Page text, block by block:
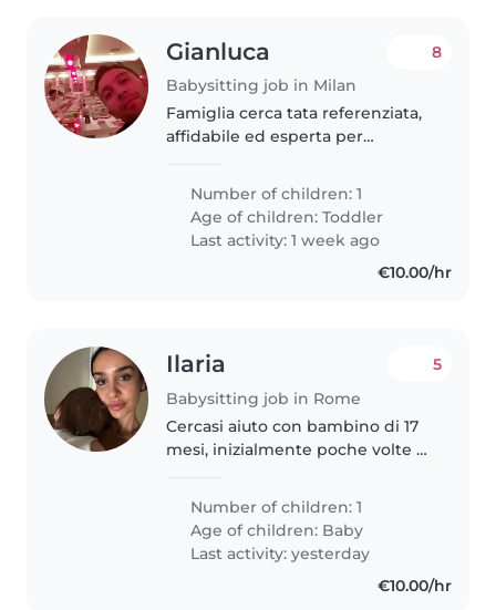
Gianluca
Babysitting job in Milan
8
Famiglia cerca tata referenziata,
affidabile ed esperta per
capace di aiutare a superare le
"difficoltà" della bambina..
Number of children: 1
Age of children:Toddler
Last activity: 1 week ago
€10.00/hr
Ilaria
Babysitting job in Rome
5
Cercasi aiuto con bambino di 17
mesi, inizialmente poche volte a
diventerà una presenza più
costante
Number of children: 1
Age of children: Baby
Last activity: yesterday
€10.00/hr